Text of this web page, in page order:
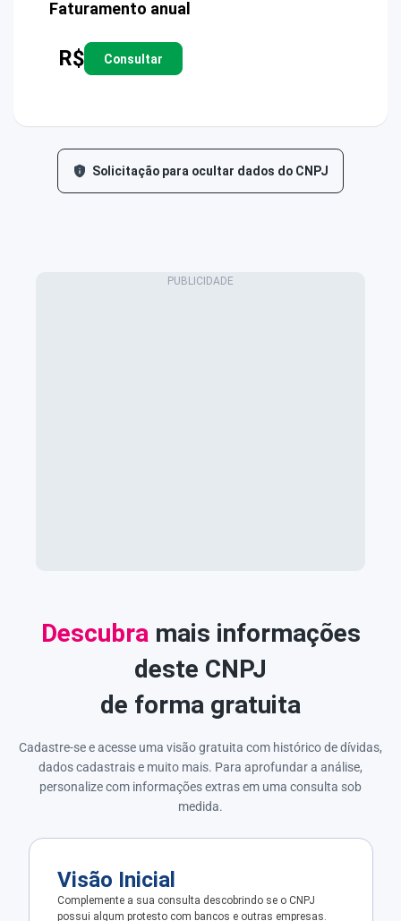
Faturamento anual
R$ Consultar
Solicitação para ocultar dados do CNPJ
Descubramais informações
deste CNPJ
de forma gratuita
Cadastre-se e acesse uma visão gratuita com histórico de dívidas,
dados cadastrais e muito mais. Para aprofundar a análise,
personalize com informações extras em uma consulta sob
medida.
Visão Inicial
Complemente a sua consulta descobrindo se o CNPJ
possui algum protesto com bancos e outras empresas.